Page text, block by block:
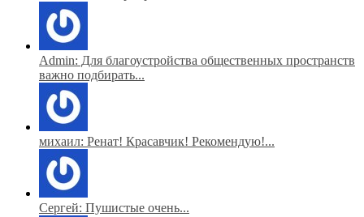
Admin: Для благоустройства общественных пространств
важно подбирать...
михаил: Ренат! Красавчик! Рекомендую!...
Сергей: Пушистые очень...